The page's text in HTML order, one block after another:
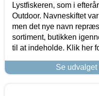
Lystfiskeren, som i
Outdoor. Navneskiftet
men det nye navn
sortiment, butikken
til at indeholde. Klik her
Se udvalget